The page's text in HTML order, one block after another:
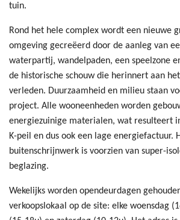
tuin.
Rond het hele complex wordt een nieuwe
omgeving gecreëerd door de aanleg van
waterpartij, wandelpaden, een speelzone
de historische schouw die herinnert aan
verleden. Duurzaamheid en milieu staan
project. Alle wooneenheden worden
energiezuinige materialen, wat resulteert
K-peil en dus ook een lage energiefactuur.
buitenschrijnwerk is voorzien van super-
beglazing.
Wekelijks worden opendeurdagen
verkoopslokaal op de site: elke woensdag